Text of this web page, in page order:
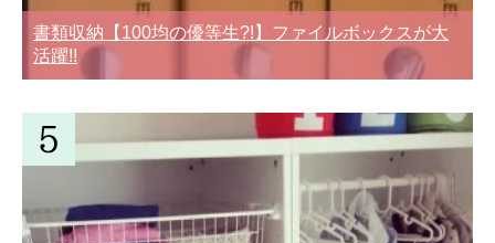
書類収納【100均の優等生?!】ファイルボックスが大
活躍!!